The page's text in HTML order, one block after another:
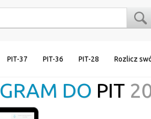
PIT-37 PIT-36 PIT-28 Rozlicz
DO PIT